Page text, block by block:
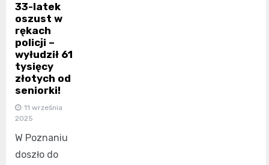
33-latek
oszust w
rękach
policji –
wyłudził 61
tysięcy
złotych od
seniorki!
11 września
2025
W Poznaniu
doszło do